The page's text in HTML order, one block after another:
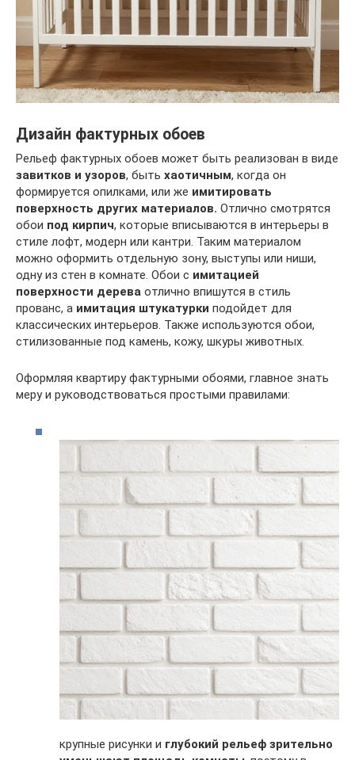
Дизайн фактурных обоев
Рельеф фактурных обоев может быть реализован в виде
завитков и узоров, быть хаотичным, когда он
формируется опилками, или же имитировать
поверхность других материалов. Отлично смотрятся
обои под кирпич, которые вписываются в интерьеры в
стиле лофт, модерн или кантри. Таким материалом
можно оформить отдельную зону, выступы или ниши,
одну из стен в комнате. Обои с имитацией
поверхности дерева отлично впишутся в стиль
прованс, а имитация штукатурки подойдет для
классических интерьеров. Также используются обои,
стилизованные под камень, кожу, шкуры животных.
Оформляя квартиру фактурными обоями, главное знать
меру и руководствоваться простыми правилами:
крупные рисунки и глубокий рельеф зрительно